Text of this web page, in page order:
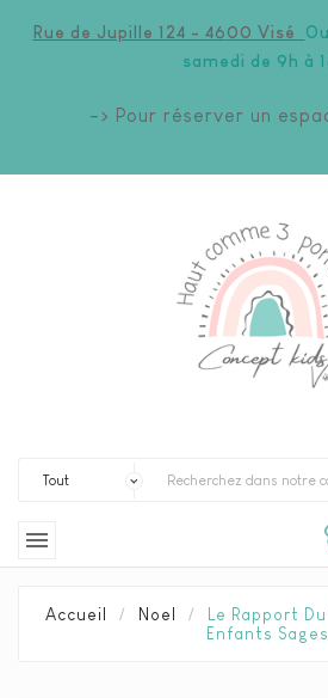
Rue de Jupille 124 - 4600 Visé
samedi de 9h à
-> Pour réserver un

Accueil Noel
Le Rapport
Enfants Sages